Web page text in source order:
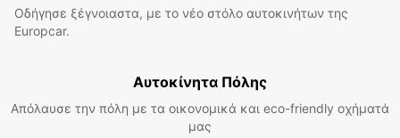
Οδήγησε ξέγνοιαστα, με το νέο στόλο αυτοκινήτων της
Europcar.
Αυτοκίνητα Πόλης
Απόλαυσε την πόλη με τα οικονομικά και eco-friendly οχήματά
μας